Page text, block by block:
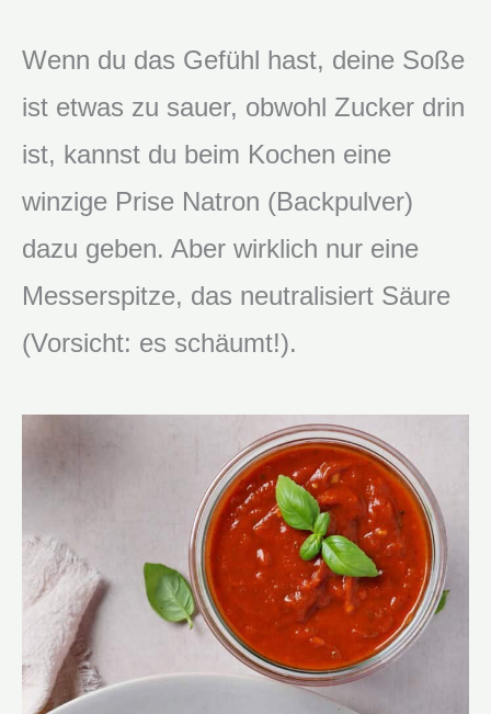
Wenn du das Gefühl hast, deine Soße
ist etwas zu sauer, obwohl Zucker drin
ist, kannst du beim Kochen eine
winzige Prise Natron (Backpulver)
dazu geben. Aber wirklich nur eine
Messerspitze, das neutralisiert Säure
(Vorsicht: es schäumt!).